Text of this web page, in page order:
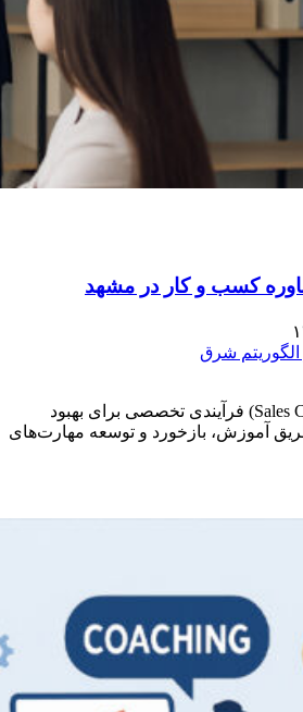
کسب‌ و کار در مشهد
الگوریتم شرق
کوچینگ فروش (Sales Coaching) فرآیندی تخصصی برای بهبود
آموزش، بازخورد و توسعه مهارت‌های